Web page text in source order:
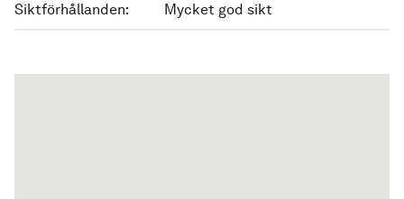
Siktförhållanden: Mycket god sikt